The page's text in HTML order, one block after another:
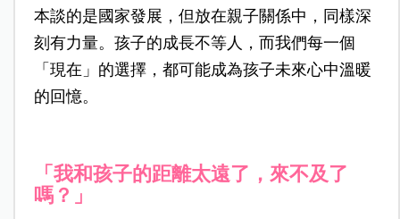
本談的是國家發展，但放在親子關係中，同樣深
刻有力量。孩子的成長不等人，而我們每一個
「現在」的選擇，都可能成為孩子未來心中溫暖
的回憶。
「我和孩子的距離太遠了，來不及了
嗎？」